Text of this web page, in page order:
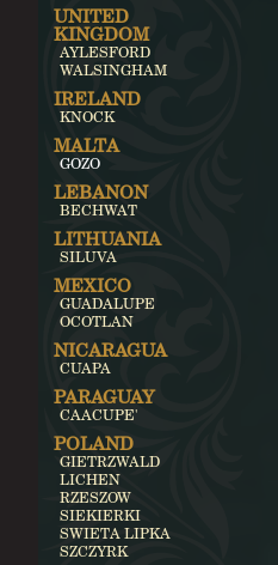
UNITED
KINGDOM
AYLESFORD
WALSINGHAM
IRELAND
KNOCK
MALTA
GOZO
LEBANON
BECHWAT
LITHUANIA
SILUVA
MEXICO
GUADALUPE
OCOTLAN
NICARAGUA
CUAPA
PARAGUAY
CAACUPE'
POLAND
GIETRZWALD
LICHEN
RZESZOW
SIEKIERKI
SWIETA LIPKA
SZCZYRK